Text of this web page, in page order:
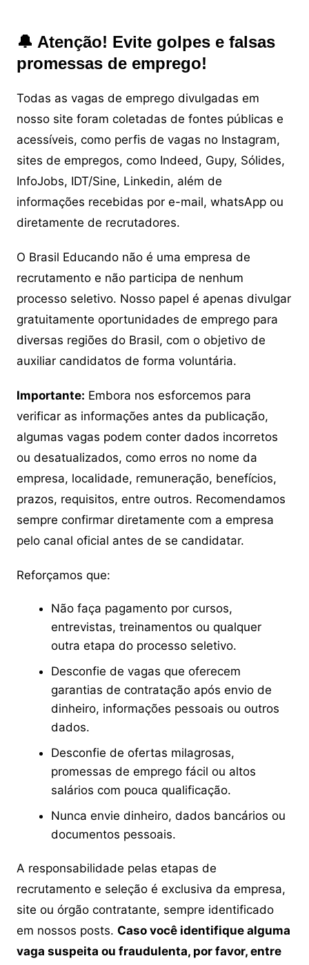
🔔 Atenção! Evite golpes e falsas
promessas de emprego!
Todas as vagas de emprego divulgadas em
nosso site foram coletadas de fontes públicas e
acessíveis, como perfis de vagas no Instagram,
sites de empregos, como Indeed, Gupy, Sólides,
InfoJobs, IDT/Sine, Linkedin, além de
informações recebidas por e-mail, whatsApp ou
diretamente de recrutadores.
O Brasil Educando não é uma empresa de
recrutamento e não participa de nenhum
processo seletivo. Nosso papel é apenas divulgar
gratuitamente oportunidades de emprego para
diversas regiões do Brasil, com o objetivo de
auxiliar candidatos de forma voluntária.
Importante: Embora nos esforcemos para
verificar as informações antes da publicação,
algumas vagas podem conter dados incorretos
ou desatualizados, como erros no nome da
empresa, localidade, remuneração, benefícios,
prazos, requisitos, entre outros. Recomendamos
sempre confirmar diretamente com a empresa
pelo canal oficial antes de se candidatar.
Reforçamos que:
Não faça pagamento por cursos,
entrevistas, treinamentos ou qualquer
outra etapa do processo seletivo.
Desconfie de vagas que oferecem
garantias de contratação após envio de
dinheiro, informações pessoais ou outros
dados.
Desconfie de ofertas milagrosas,
promessas de emprego fácil ou altos
salários com pouca qualificação.
Nunca envie dinheiro, dados bancários ou
documentos pessoais.
A responsabilidade pelas etapas de
recrutamento e seleção é exclusiva da empresa,
site ou órgão contratante, sempre identificado
em nossos posts. Caso você identifique alguma
vaga suspeita ou fraudulenta, por favor, entre